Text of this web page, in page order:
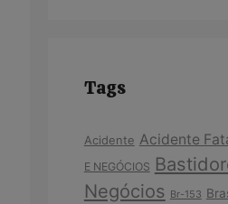
Tags
Acidente Acidente
E NEGÓCIOS
Negócios Br-153